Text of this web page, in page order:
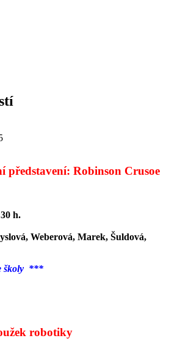
představení: Robinson Crusoe
h.
Weberová, Marek, Šuldová,
školy ***
robotiky